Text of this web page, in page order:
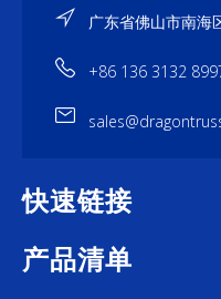
广东省佛山市南海
+86 136 3132
快速链接
产品清单